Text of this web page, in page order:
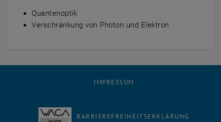
Quantenoptik
Verschränkung von Photon und Elektron
IMPRESSUM
BARRIEREFREIHEITSERKLÄRUNG